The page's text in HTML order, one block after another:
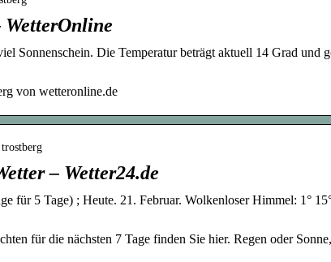
WetterOnline
Sonnenschein. Die Temperatur beträgt aktuell 14 Grad und
von wetteronline.de
– Wetter24.de
für 5 Tage) ; Heute. 21. Februar. Wolkenloser Himmel: 1°
für die nächsten 7 Tage finden Sie hier. Regen oder